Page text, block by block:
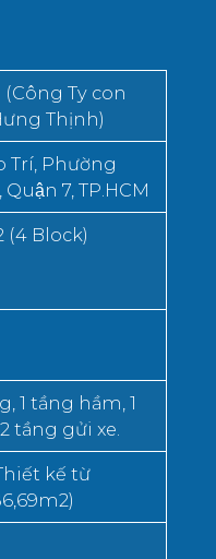
Ty con
Thịnh)
Trí, Phường
7, TP.HCM
(4 Block)
1 tầng hầm, 1
tầng gửi xe.
kế từ